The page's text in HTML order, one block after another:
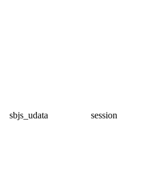
sbjs_udata session